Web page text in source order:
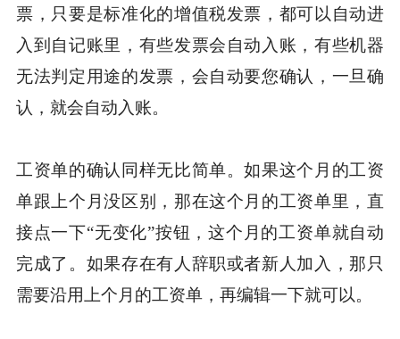
票，只要是标准化的增值税发票，都可以自动进
入到自记账里，有些发票会自动入账，有些机器
无法判定用途的发票，会自动要您确认，一旦确
认，就会自动入账。
工资单的确认同样无比简单。如果这个月的工资
单跟上个月没区别，那在这个月的工资单里，直
接点一下“无变化”按钮，这个月的工资单就自动
完成了。如果存在有人辞职或者新人加入，那只
需要沿用上个月的工资单，再编辑一下就可以。